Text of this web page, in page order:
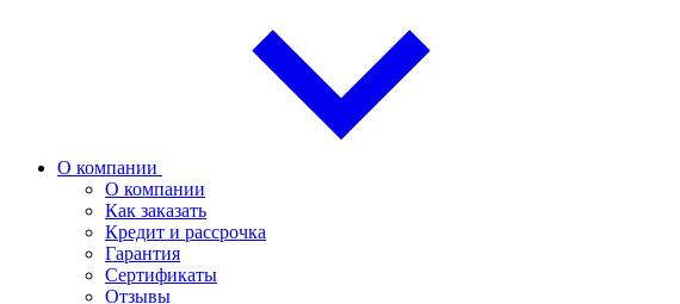
О компании
О компании
Как заказать
Кредит и рассрочка
Гарантия
Сертификаты
Отзывы